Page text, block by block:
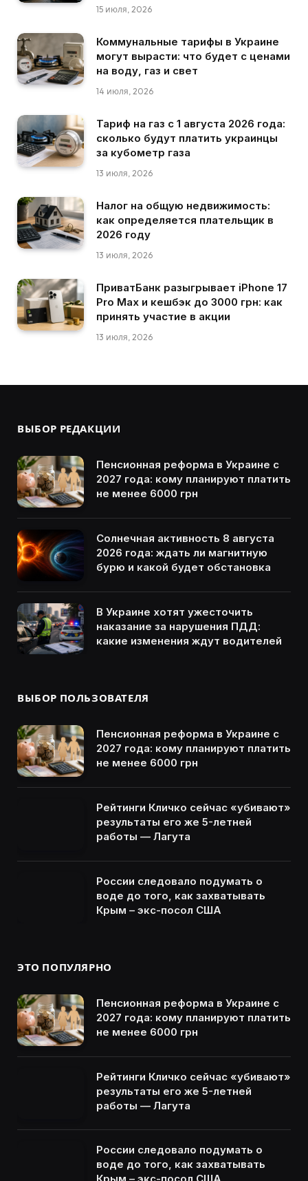
15 июля, 2026
Коммунальные тарифы в Украине
могут вырасти: что будет с ценами
на воду, газ и свет
14 июля, 2026
Тариф на газ с 1 августа 2026 года:
сколько будут платить украинцы
за кубометр газа
13 июля, 2026
Налог на общую недвижимость:
как определяется плательщик в
2026 году
13 июля, 2026
ПриватБанк разыгрывает iPhone 17
Pro Max и кешбэк до 3000 грн: как
принять участие в акции
13 июля, 2026
ВЫБОР РЕДАКЦИИ
Пенсионная реформа в Украине с
2027 года: кому планируют платить
не менее 6000 грн
Солнечная активность 8 августа
2026 года: ждать ли магнитную
бурю и какой будет обстановка
В Украине хотят ужесточить
наказание за нарушения ПДД:
какие изменения ждут водителей
ВЫБОР ПОЛЬЗОВАТЕЛЯ
Пенсионная реформа в Украине с
2027 года: кому планируют платить
не менее 6000 грн
Рейтинги Кличко сейчас «убивают»
результаты его же 5-летней
работы — Лагута
России следовало подумать о
воде до того, как захватывать
Крым – экс-посол США
ЭТО ПОПУЛЯРНО
Пенсионная реформа в Украине с
2027 года: кому планируют платить
не менее 6000 грн
Рейтинги Кличко сейчас «убивают»
результаты его же 5-летней
работы — Лагута
России следовало подумать о
воде до того, как захватывать